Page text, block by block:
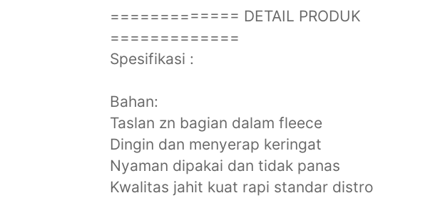
============= DETAIL PRODUK
=============
Spesifikasi :
Bahan:
️Taslan zn bagian dalam fleece
️Dingin dan menyerap keringat
️Nyaman dipakai dan tidak panas
️Kwalitas jahit kuat rapi standar distro